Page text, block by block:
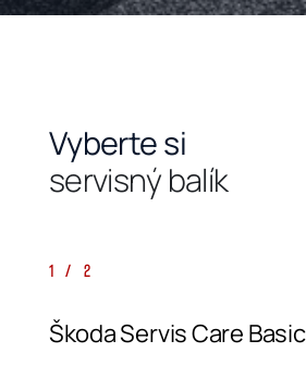
Vyberte si
servisný balík
1 / 2
Škoda Servis Care Basic